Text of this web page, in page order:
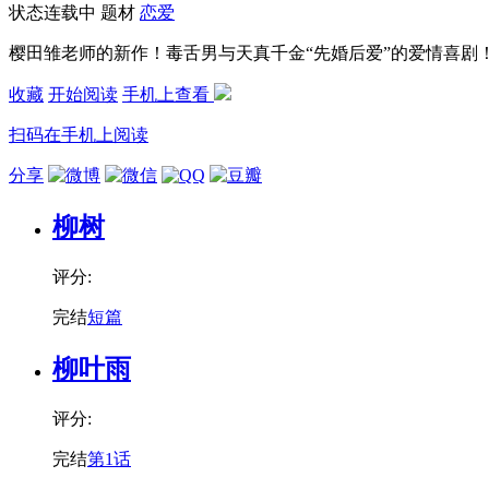
状态连载中 题材 恋爱
樱田雏老师的新作！毒舌男与天真千金“先婚后爱”的爱情喜剧
收藏 开始阅读 手机上查看
扫码在手机上阅读
分享
柳树
评分:
完结短篇
柳叶雨
评分:
完结第1话